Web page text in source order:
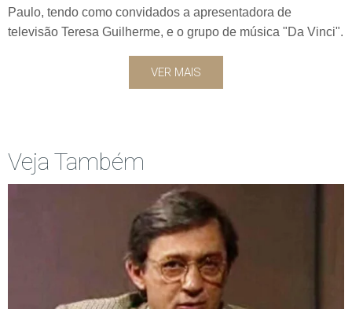
Paulo, tendo como convidados a apresentadora de
televisão Teresa Guilherme, e o grupo de música "Da Vinci".
VER MAIS
Veja Também